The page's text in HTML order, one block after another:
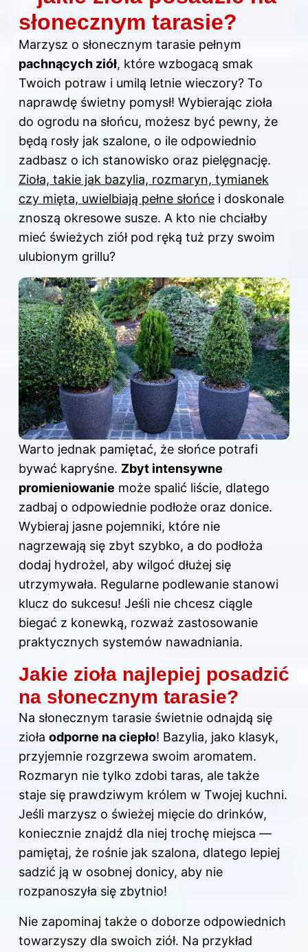
słonecznym tarasie?
Marzysz o słonecznym tarasie pełnym
pachnących ziół, które wzbogacą smak
Twoich potraw i umilą letnie wieczory? To
naprawdę świetny pomysł! Wybierając zioła
do ogrodu na słońcu, możesz być pewny, że
będą rosły jak szalone, o ile odpowiednio
zadbasz o ich stanowisko oraz pielęgnację.
Zioła, takie jak bazylia, rozmaryn, tymianek
czy mięta, uwielbiają pełne słońce i doskonale
znoszą okresowe susze. A kto nie chciałby
mieć świeżych ziół pod ręką tuż przy swoim
ulubionym grillu?
Warto jednak pamiętać, że słońce potrafi
bywać kapryśne. Zbyt intensywne
promieniowanie może spalić liście, dlatego
zadbaj o odpowiednie podłoże oraz donice.
Wybieraj jasne pojemniki, które nie
nagrzewają się zbyt szybko, a do podłoża
dodaj hydrożel, aby wilgoć dłużej się
utrzymywała. Regularne podlewanie stanowi
klucz do sukcesu! Jeśli nie chcesz ciągle
biegać z konewką, rozważ zastosowanie
praktycznych systemów nawadniania.
Jakie zioła najlepiej posadzić
na słonecznym tarasie?
Na słonecznym tarasie świetnie odnajdą się
zioła odporne na ciepło! Bazylia, jako klasyk,
przyjemnie rozgrzewa swoim aromatem.
Rozmaryn nie tylko zdobi taras, ale także
staje się prawdziwym królem w Twojej kuchni.
Jeśli marzysz o świeżej mięcie do drinków,
koniecznie znajdź dla niej trochę miejsca —
pamiętaj, że rośnie jak szalona, dlatego lepiej
sadzić ją w osobnej donicy, aby nie
rozpanoszyła się zbytnio!
Nie zapominaj także o doborze odpowiednich
towarzyszy dla swoich ziół. Na przykład